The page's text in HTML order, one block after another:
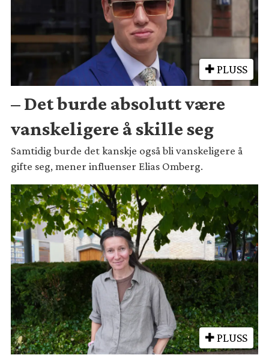
PLUSS
– Det burde absolutt være
vanskeligere å skille seg
Samtidig burde det kanskje også bli vanskeligere å
gifte seg, mener influenser Elias Omberg.
PLUSS